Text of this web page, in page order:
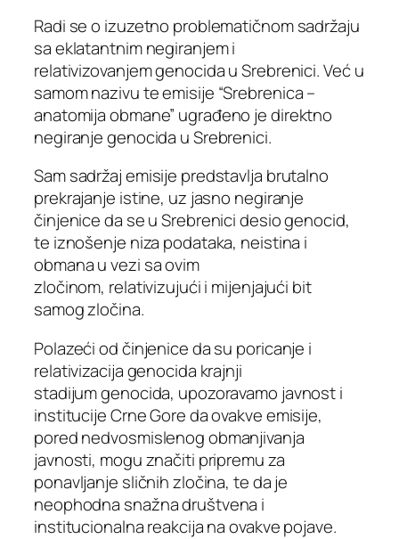
Radi se o izuzetno problematičnom sadržaju
sa eklatantnim negiranjem i
relativizovanjem genocida u Srebrenici. Već u
samom nazivu te emisije “Srebrenica –
anatomija obmane” ugrađeno je direktno
negiranje genocida u Srebrenici.
Sam sadržaj emisije predstavlja brutalno
prekrajanje istine, uz jasno negiranje
činjenice da se u Srebrenici desio genocid,
te iznošenje niza podataka, neistina i
obmana u vezi sa ovim
zločinom, relativizujući i mijenjajući bit
samog zločina.
​Polazeći od činjenice da su poricanje i
relativizacija genocida krajnji
stadijum genocida, upozoravamo javnost i
institucije Crne Gore da ovakve emisije,
pored nedvosmislenog obmanjivanja
javnosti, mogu značiti pripremu za
ponavljanje sličnih zločina, te da je
neophodna snažna društvena i
institucionalna reakcija na ovakve pojave.